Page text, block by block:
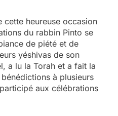
cette heureuse occasion
du rabbin Pinto se
de piété et de
yéshivas de son
a lu la Torah et a fait la
à plusieurs
aux célébrations